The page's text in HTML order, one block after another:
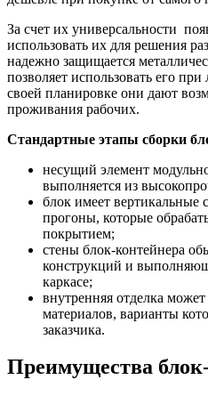
За счет их универсальности
использовать их для решения
надежно защищается
позволяет использовать его
своей планировке они дают
проживания рабочих.
Стандартные этапы сборки
несущий элемент
выполняется из
блок имеет вертикальные
прогоны, которые
покрытием;
стены блок-контейнера
конструкций и
каркасе;
внутренняя отделка
материалов, варианты
заказчика.
Преимущества